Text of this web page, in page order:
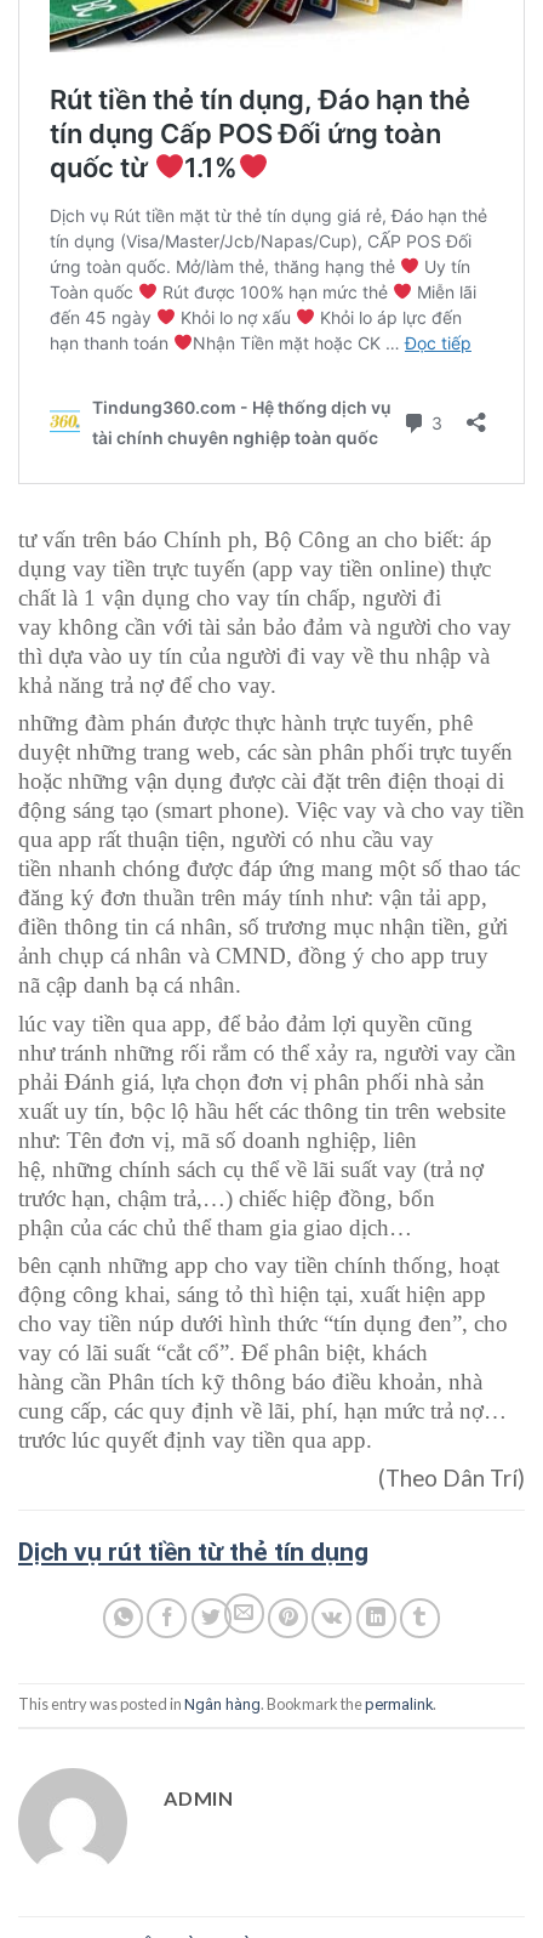
tư vấn trên báo Chính ph, Bộ Công an cho biết: áp
dụng vay tiền trực tuyến (app vay tiền online) thực
chất là 1 vận dụng cho vay tín chấp, người đi
vay không cần với tài sản bảo đảm và người cho vay
thì dựa vào uy tín của người đi vay về thu nhập và
khả năng trả nợ để cho vay.
những đàm phán được thực hành trực tuyến, phê
duyệt những trang web, các sàn phân phối trực tuyến
hoặc những vận dụng được cài đặt trên điện thoại di
động sáng tạo (smart phone). Việc vay và cho vay tiền
qua app rất thuận tiện, người có nhu cầu vay
tiền nhanh chóng được đáp ứng mang một số thao tác
đăng ký đơn thuần trên máy tính như: vận tải app,
điền thông tin cá nhân, số trương mục nhận tiền, gửi
ảnh chụp cá nhân và CMND, đồng ý cho app truy
nã cập danh bạ cá nhân.
lúc vay tiền qua app, để bảo đảm lợi quyền cũng
nhưtránh những rối rắm có thể xảy ra, người vay cần
phải Đánh giá, lựa chọn đơn vị phân phối nhà sản
xuất uy tín, bộc lộ hầu hết các thông tin trên website
như: Tên đơn vị, mã số doanh nghiệp, liên
hệ, những chính sách cụ thể về lãi suất vay (trả nợ
trước hạn, chậm trả,…) chiếc hiệp đồng, bổn
phận của các chủ thểtham gia giao dịch…
bên cạnh những app cho vay tiền chính thống, hoạt
động công khai, sáng tỏ thì hiện tại, xuất hiện app
cho vay tiền núp dưới hình thức “tín dụng đen”, cho
vay có lãi suất “cắt cổ”. Để phân biệt, khách
hàng cần Phân tích kỹ thông báo điều khoản, nhà
cung cấp, các quy định về lãi, phí, hạn mức trả nợ…
trước lúc quyết định vay tiền qua app.
(Theo Dân Trí)
Dịch vụ rút tiền từ thẻ tín dụng
This entry was posted in Ngân hàng. Bookmark thepermalink.
ADMIN